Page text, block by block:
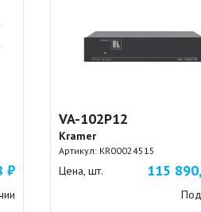
₽
VA-102P12
Kramer
Артикул: KR00024515
Цена, шт. 115
Под